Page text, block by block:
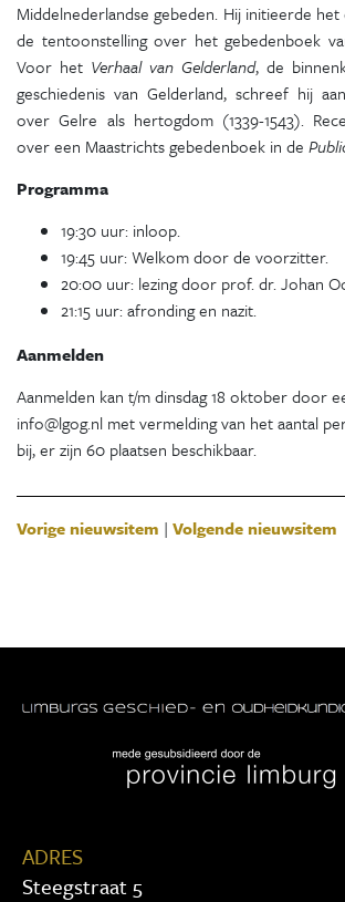
Middelnederlandse gebeden. Hij initieerde
de tentoonstelling over het gebedenboek
Voor het Verhaal van Gelderland, de
geschiedenis van Gelderland, schreef hij
over Gelre als hertogdom (1339-1543).
over een Maastrichts gebedenboek in de
Programma
19:30 uur: inloop.
19:45 uur: Welkom door de voorzitter.
20:00 uur: lezing door prof. dr. Johan
21:15 uur: afronding en nazit.
Aanmelden
Aanmelden kan t/m dinsdag 18 oktober door
info@lgog.nl met vermelding van het aantal
bij, er zijn 60 plaatsen beschikbaar.
Vorige nieuwsitem | Volgende nieuwsitem
ADRES
Steegstraat 5